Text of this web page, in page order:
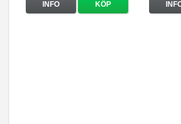
INFO KÖP